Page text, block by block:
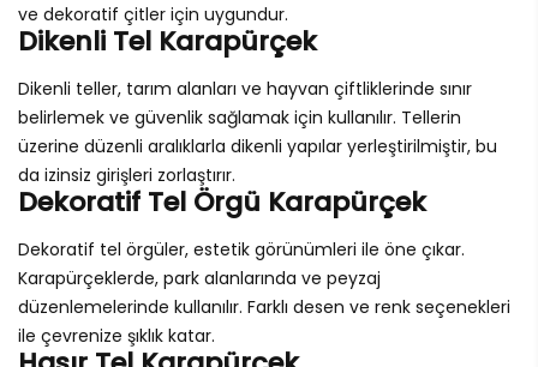
ve dekoratif çitler için uygundur.
Dikenli Tel Karapürçek
Dikenli teller, tarım alanları ve hayvan çiftliklerinde sınır
belirlemek ve güvenlik sağlamak için kullanılır. Tellerin
üzerine düzenli aralıklarla dikenli yapılar yerleştirilmiştir, bu
da izinsiz girişleri zorlaştırır.
Dekoratif Tel Örgü Karapürçek
Dekoratif tel örgüler, estetik görünümleri ile öne çıkar.
Karapürçeklerde, park alanlarında ve peyzaj
düzenlemelerinde kullanılır. Farklı desen ve renk seçenekleri
ile çevrenize şıklık katar.